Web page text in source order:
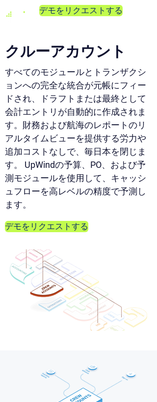
デモをリクエストする
クルーアカウント
すべてのモジュールとトランザクシ
ョンへの完全な統合が元帳にフィー
ドされ、ドラフトまたは最終として
会計エントリが自動的に作成されま
す。財務および航海のレポートのリ
アルタイムビューを提供する労力や
追加コストなしで、毎日本を閉じま
す。 UpWindの予算、PO、および予
測モジュールを使用して、キャッシ
ュフローを高レベルの精度で予測し
ます。
デモをリクエストする